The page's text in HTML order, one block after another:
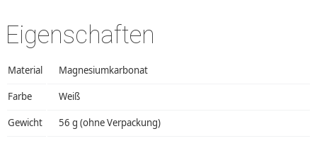
Eigenschaften
Material Magnesiumkarbonat
Farbe Weiß
Gewicht 56 g (ohne Verpackung)